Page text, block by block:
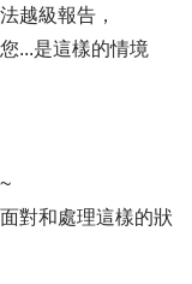
越級報告，
...是這樣的情境
對和處理這樣的狀